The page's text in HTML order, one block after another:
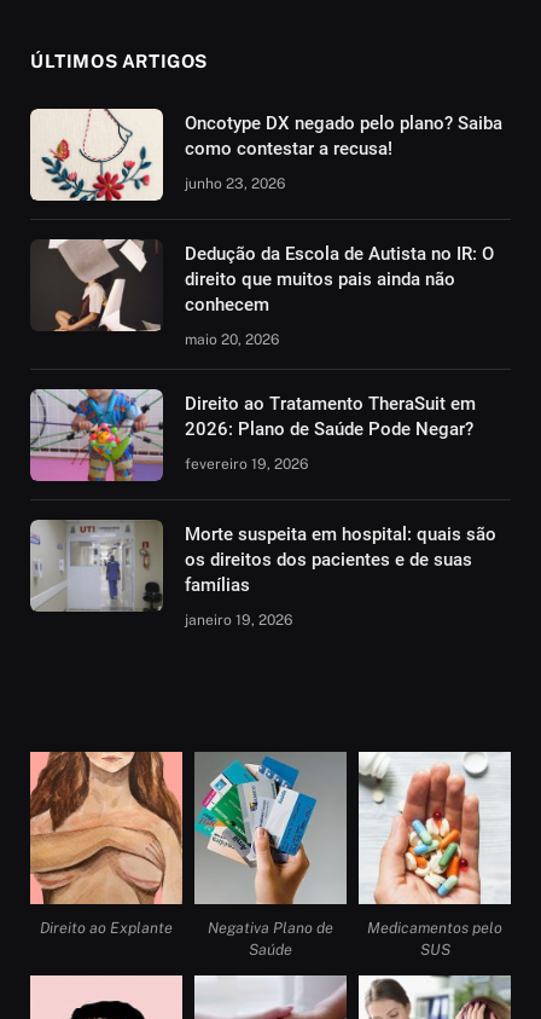
ÚLTIMOS ARTIGOS
Oncotype DX negado pelo plano? Saiba
como contestar a recusa!
junho 23, 2026
Dedução da Escola de Autista no IR: O
direito que muitos pais ainda não
conhecem
maio 20, 2026
Direito ao Tratamento TheraSuit em
2026: Plano de Saúde Pode Negar?
fevereiro 19, 2026
Morte suspeita em hospital: quais são
os direitos dos pacientes e de suas
famílias
janeiro 19, 2026
Direito ao Explante
Negativa Plano de
Saúde
Medicamentos pelo
SUS